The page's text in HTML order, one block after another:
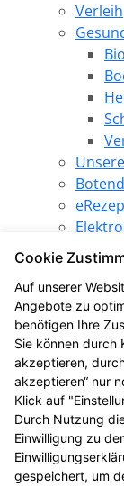
Verleih
Angebote
LINDA
LINDA
LINDA
LINDA
LINDA
Cookie
Auf unserer
Angebote zu
benötigen Ihre
Sie können durch
akzeptieren,
akzeptieren“ nur
Klick auf
Durch Nutzung
Einwilligung zu
gespeichert, um